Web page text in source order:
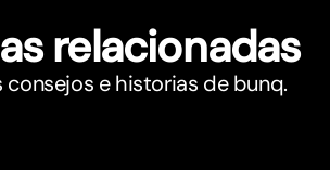
relacionadas
consejos e historias de bunq.